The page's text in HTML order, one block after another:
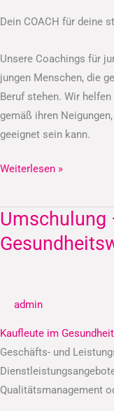
Dein COACH für deine
Unsere Coachings für
jungen Menschen, die
Beruf stehen. Wir
gemäß ihren
geeignet sein kann.
Weiterlesen »
Umschulung
admin
Kaufleute im
Geschäfts- und
Qualitätsmanagement
Umschulung
–
Kaufleute
(IHK)